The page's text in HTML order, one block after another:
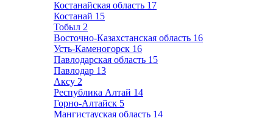
Костанайская область 17
Костанай 15
Тобыл 2
Восточно-Казахстанская область 16
Усть-Каменогорск 16
Павлодарская область 15
Павлодар 13
Аксу 2
Республика Алтай 14
Горно-Алтайск 5
Мангистауская область 14